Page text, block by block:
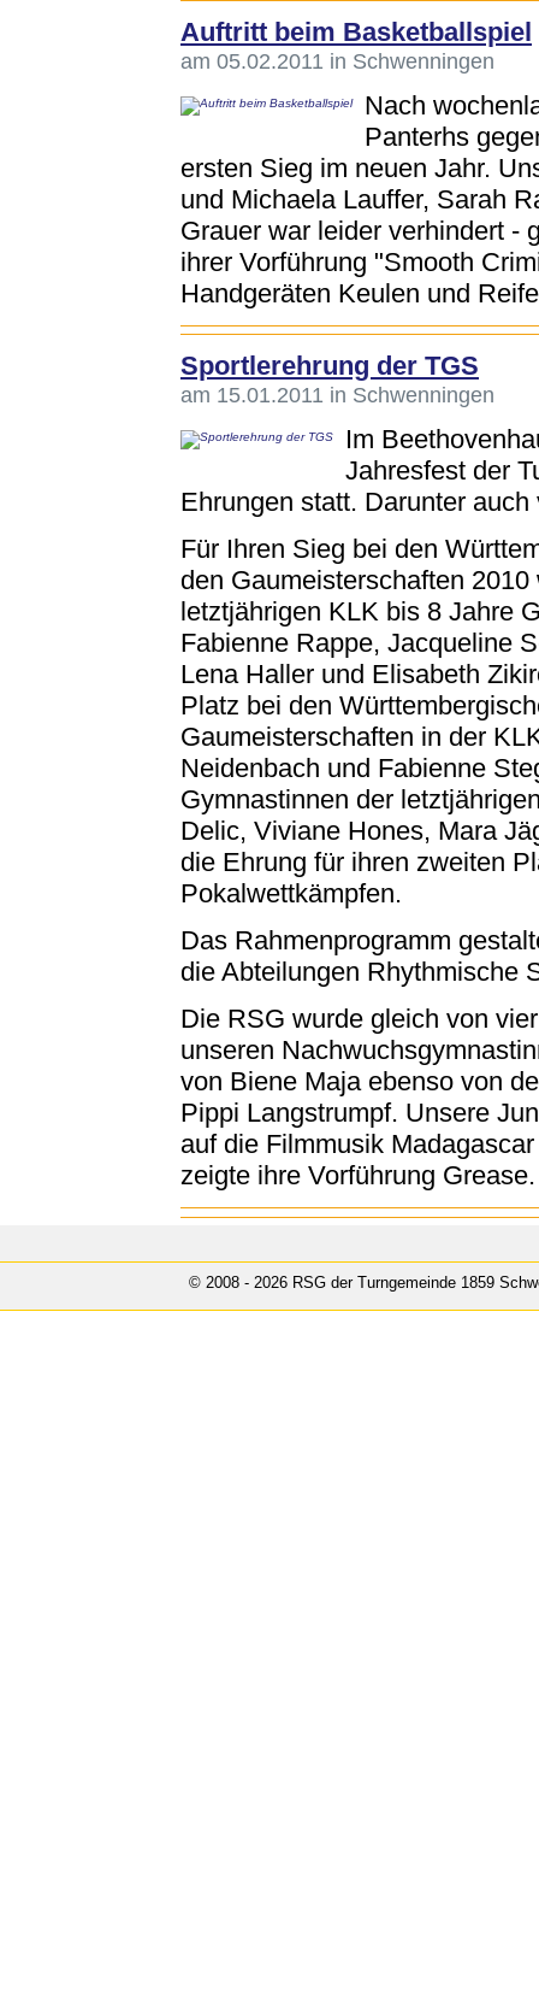
Auftritt beim Basketballspiel
am 05.02.2011 in Schwenningen
Nach
Panterhs
ersten Sieg im neuen Jahr.
und Michaela Lauffer, Sarah
Grauer war leider verhindert -
ihrer Vorführung "Smooth
Handgeräten Keulen und
Sportlerehrung der TGS
am 15.01.2011 in Schwenningen
Im
Jahresfest der
Ehrungen statt. Darunter
Für Ihren Sieg bei den
den Gaumeisterschaften
letztjährigen KLK bis 8 Jahre
Fabienne Rappe, Jacqueline
Lena Haller und Elisabeth
Platz bei den
Gaumeisterschaften in der
Neidenbach und Fabienne
Gymnastinnen der
Delic, Viviane Hones, Mara
die Ehrung für ihren zweiten
Pokalwettkämpfen.
Das Rahmenprogramm
die Abteilungen Rhythmische
Die RSG wurde gleich von
unseren
von Biene Maja ebenso von
Pippi Langstrumpf. Unsere
auf die Filmmusik
zeigte ihre Vorführung Grease.
© 2008 - 2026 RSG der Turngemeinde 1859